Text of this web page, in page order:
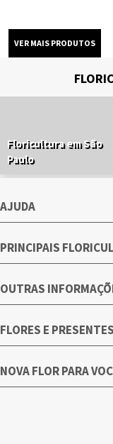
Floricultura em São
Paulo
AJUDA
PRINCIPAIS
OUTRAS
FLORES E
NOVA FLOR PARA